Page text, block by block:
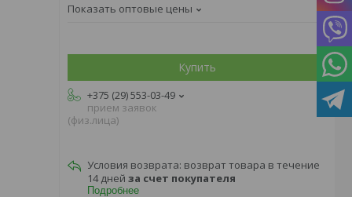
Показать оптовые цены
Купить
+375 (29) 553-03-49
прием заявок
(физ.лица)
возврат товара в течение
14 дней за счет покупателя
Подробнее